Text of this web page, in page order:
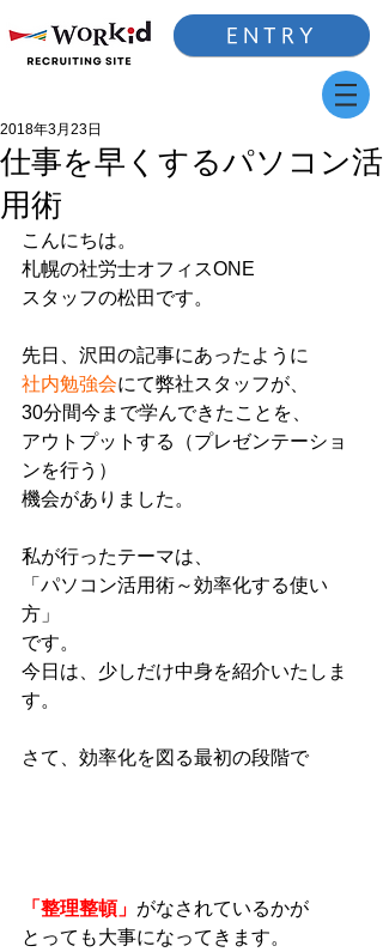
ENTRY
仕事を早くするパソコン活
用術
2018年3月23日
こんにちは。
札幌の社労士オフィスONE
スタッフの松田です。
先日、沢田の記事にあったように
社内勉強会にて弊社スタッフが、
30分間今まで学んできたことを、
アウトプットする（プレゼンテーショ
ンを行う）
機会がありました。
私が行ったテーマは、
「パソコン活用術～効率化する使い
方」
です。
今日は、少しだけ中身を紹介いたしま
す。
さて、効率化を図る最初の段階で
「整理整頓」 がなされているかが
とっても大事になってきます。